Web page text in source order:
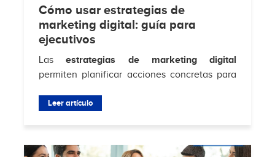
Cómo usar estrategias de
marketing digital: guía para
ejecutivos
Lasestrategias de marketing digital
permiten planificar acciones concretas para
fortalecer la relación con la audiencia en...
Leer artículo